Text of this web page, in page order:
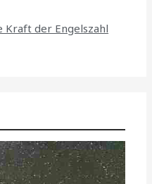
Kraft der Engelszahl